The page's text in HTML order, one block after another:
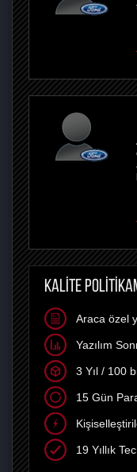
KALİTE
Araca özel
Yazılım
3 Yıl / 100
15 Gün
19 Yıllık